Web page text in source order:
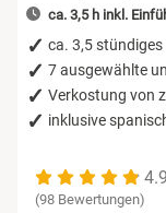
ca. 3,5 h inkl.
ca. 3,5
7 ausgewählte
Verkostung von
inklusive
(98 Bewertungen)